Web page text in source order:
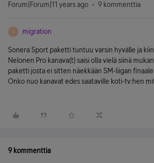
Forum|Forum|11 years ago 9 kommenttia
M migration
Sonera Sport paketti tuntuu varsin hyvälle ja
Nelonen Pro kanava(t) saisi olla vielä siinä
paketti josta ei sitten näekkään SM-liigan
Onko nuo kanavat edes saataville koti-tv:hen
9 kommenttia